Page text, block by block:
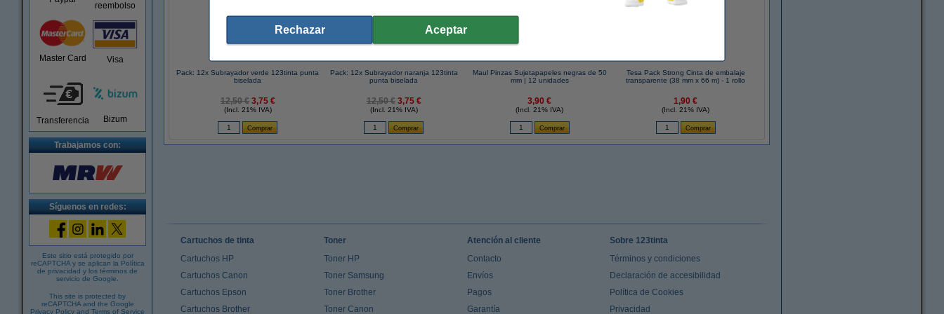
reembolso
Master Card Visa
Transferencia Bizum
Trabajamos con:
Síguenos en redes:
Este sitio está protegido por
reCAPTCHA y se aplican la Política
de privacidad y los términos de
servicio de Google
This site is protected by
reCAPTCHA and the Google
Privacy Policy and Terms of Service
Pack: 12x Subrayador verde 123tinta punta
biselada
12,50 € 3,75 €
(Incl. 21% IVA)
Pack: 12x Subrayador naranja 123tinta
punta biselada
12,50 € 3,75 €
(Incl. 21% IVA)
Maul Pinzas Sujetapapeles negras de 50
mm | 12 unidades
3,90 €
(Incl. 21% IVA)
Tesa Pack Strong Cinta de embalaje
transparente (38 mm x 66 m) - 1 rollo
1,90 €
(Incl. 21% IVA)
Cartuchos de tinta
Cartuchos HP
Cartuchos Canon
Cartuchos Epson
Cartuchos Brother
Toner
Toner HP
Toner Samsung
Toner Brother
Toner Canon
Atención al cliente
Contacto
Envíos
Pagos
Garantía
Sobre 123tinta
Términos y condiciones
Declaración de accesibilidad
Política de Cookies
Privacidad
Rechazar Aceptar